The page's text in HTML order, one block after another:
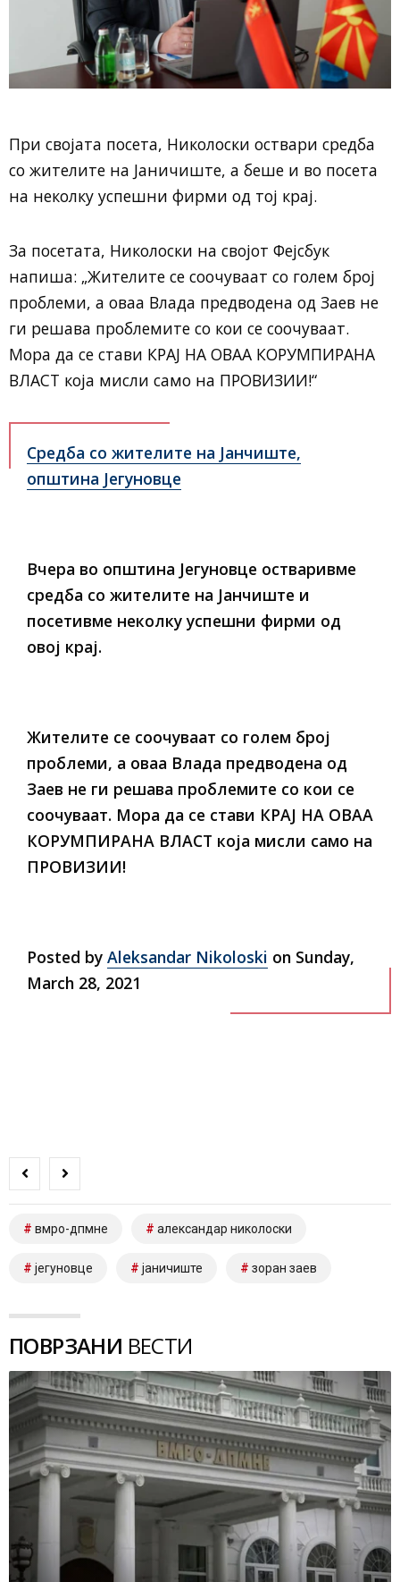
При својата посета, Николоски оствари средба
со жителите на Јаничиште, а беше и во посета
на неколку успешни фирми од тој крај.
За посетата, Николоски на својот Фејсбук
напиша: „Жителите се соочуваат со голем број
проблеми, а оваа Влада предводена од Заев не
ги решава проблемите со кои се соочуваат.
Мора да се стави КРАЈ НА ОВАА КОРУМПИРАНА
ВЛАСТ која мисли само на ПРОВИЗИИ!“
Средба со жителите на Јанчиште,
општина Јегуновце
Вчера во општина Јегуновце остваривме
средба со жителите на Јанчиште и
посетивме неколку успешни фирми од
овој крај.
Жителите се соочуваат со голем број
проблеми, а оваа Влада предводена од
Заев не ги решава проблемите со кои се
соочуваат. Мора да се стави КРАЈ НА ОВАА
КОРУМПИРАНА ВЛАСТ која мисли само на
ПРОВИЗИИ!
Posted by Aleksandar Nikoloski on Sunday,
March 28, 2021
вмро-дпмне александар николоски
јегуновце јаничиште зоран заев
ПОВРЗАНИ ВЕСТИ